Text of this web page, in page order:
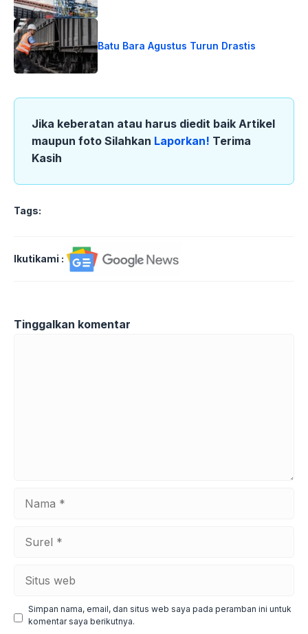
Batu Bara Agustus Turun Drastis
Jika keberatan atau harus diedit baik Artikel
maupun foto Silahkan Laporkan! Terima
Kasih
Tags:
Ikutikami :
Tinggalkan komentar
Simpan nama, email, dan situs web saya pada peramban ini untuk
komentar saya berikutnya.